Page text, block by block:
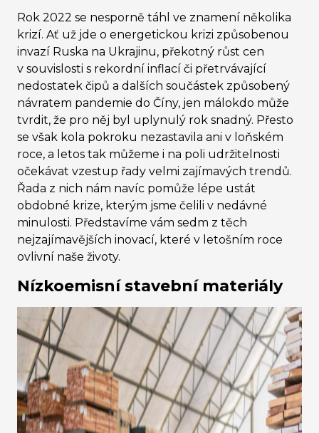
Rok 2022 se nesporně táhl ve znamení několika
krizí. Ať už jde o energetickou krizi způsobenou
invazí Ruska na Ukrajinu, překotný růst cen
v souvislosti s rekordní inflací či přetrvávající
nedostatek čipů a dalších součástek způsobený
návratem pandemie do Číny, jen málokdo může
tvrdit, že pro něj byl uplynulý rok snadný. Přesto
se však kola pokroku nezastavila ani v loňském
roce, a letos tak můžeme i na poli udržitelnosti
očekávat vzestup řady velmi zajímavých trendů.
Řada z nich nám navíc pomůže lépe ustát
obdobné krize, kterým jsme čelili v nedávné
minulosti. Představíme vám sedm z těch
nejzajímavějších inovací, které v letošním roce
ovlivní naše životy.
Nízkoemisní stavební materiály